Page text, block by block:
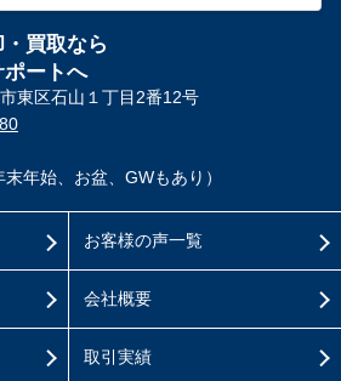
買取なら
ートへ
東区石山１丁目2番12号
年始、お盆、GWもあり）
お客様の声一覧
会社概要
取引実績